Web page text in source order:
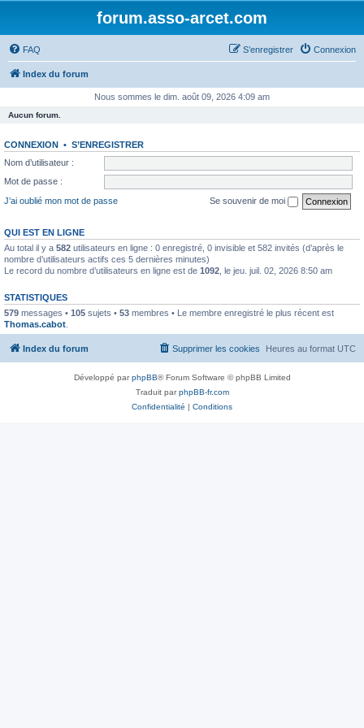
forum.asso-arcet.com
FAQ Connexion
S’enregistrer
Index du forum
Nous sommes le dim. août 09, 2026 4:09 am
Aucun forum.
CONNEXION • S’ENREGISTRER
Nom d’utilisateur :
Mot de passe :
J’ai oublié mon mot de passe
Se souvenir de moi
QUI EST EN LIGNE
Au total il y a 582 utilisateurs en ligne : 0 enregistré, 0 invisible et 582 invités (d’après le
nombre d’utilisateurs actifs ces 5 dernières minutes)
Le record du nombre d’utilisateurs en ligne est de 1092 , le jeu. juil. 02, 2026 8:50 am
STATISTIQUES
579 messages • 105 sujets • 53 membres • Le membre enregistré le plus récent est
Thomas.cabot
Index du forum Heures au format UTC
Supprimer les cookies
Développé parphpBB® Forum Software © phpBB Limited
Traduit parphpBB-fr.com
Confidentialité | Conditions